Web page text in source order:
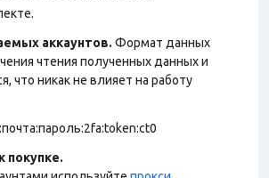
аккаунтов. Формат данных
чтения полученных данных и
что никак не влияет на работу
покупке.